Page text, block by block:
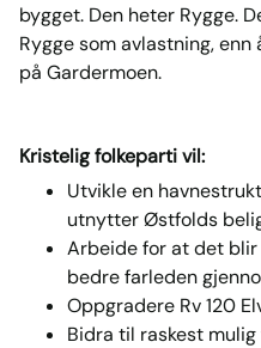
bygget. Den heter Rygge.
Rygge som avlastning,
på Gardermoen.
Kristelig folkeparti vil:
Utvikle en
utnytter Østfolds
Arbeide for at det
bedre farleden
Oppgradere Rv 120
Bidra til raskest